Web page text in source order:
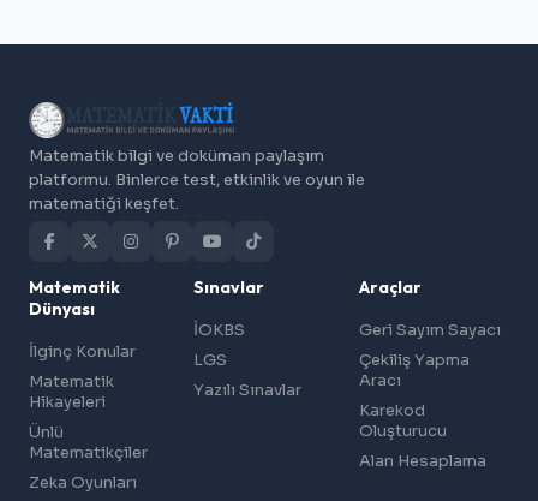
Matematik bilgi ve doküman paylaşım
platformu. Binlerce test, etkinlik ve oyun ile
matematiği keşfet.
Matematik
Dünyası
İlginç Konular
Matematik
Hikayeleri
Ünlü
Matematikçiler
Zeka Oyunları
Sınavlar
İOKBS
LGS
Yazılı Sınavlar
Araçlar
Geri Sayım Sayacı
Çekiliş Yapma
Aracı
Karekod
Oluşturucu
Alan Hesaplama